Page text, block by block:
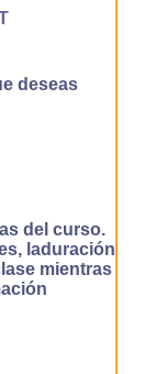
deseas
del curso.
laduración
mientras